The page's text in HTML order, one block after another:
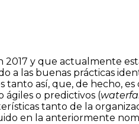
y que actualmente
a las buenas prácticas
tanto así, que, de hecho,
o predictivos (
tanto de la
en la anteriormente